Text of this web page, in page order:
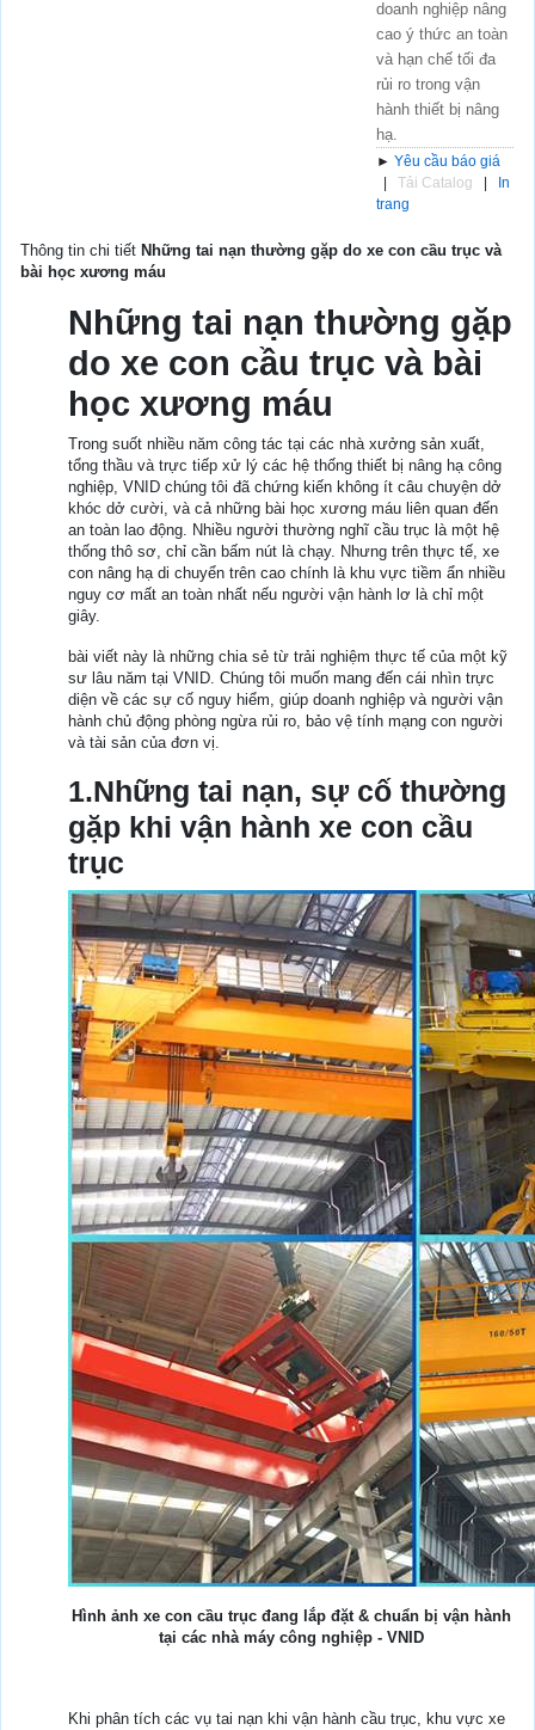
doanh nghiệp nâng
cao ý thức an toàn
và hạn chế tối đa
rủi ro trong vận
hành thiết bị nâng
hạ.
► Yêu cầu báo giá
Tải Catalog
In
trang
Thông tin chi tiết Những tai nạn thường gặp do xe con cầu trục và
bài học xương máu
Những tai nạn thường gặp
do xe con cầu trục và bài
học xương máu
Trong suốt nhiều năm công tác tại các nhà xưởng sản xuất,
tổng thầu và trực tiếp xử lý các hệ thống thiết bị nâng hạ công
nghiệp, VNID chúng tôi đã chứng kiến không ít câu chuyện dở
khóc dở cười, và cả những bài học xương máu liên quan đến
an toàn lao động. Nhiều người thường nghĩ cầu trục là một hệ
thống thô sơ, chỉ cần bấm nút là chạy. Nhưng trên thực tế, xe
con nâng hạ di chuyển trên cao chính là khu vực tiềm ẩn nhiều
nguy cơ mất an toàn nhất nếu người vận hành lơ là chỉ một
giây.
bài viết này là những chia sẻ từ trải nghiệm thực tế của một kỹ
sư lâu năm tại VNID. Chúng tôi muốn mang đến cái nhìn trực
diện về các sự cố nguy hiểm, giúp doanh nghiệp và người vận
hành chủ động phòng ngừa rủi ro, bảo vệ tính mạng con người
và tài sản của đơn vị.
1.Những tai nạn, sự cố thường
gặp khi vận hành xe con cầu
trục
Hình ảnh xe con cầu trục đang lắp đặt & chuẩn bị vận hành
tại các nhà máy công nghiệp - VNID
Khi phân tích các vụ tai nạn khi vận hành cầu trục, khu vực xe